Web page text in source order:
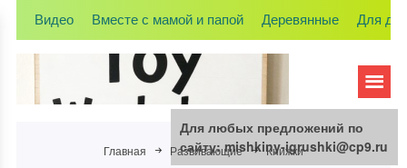
Видео Вместе с мамой и папой Деревянные Для
Главная Развивающие Книжки
Для любых предложений по
сайту: mishkiny-igrushki@cp9.ru